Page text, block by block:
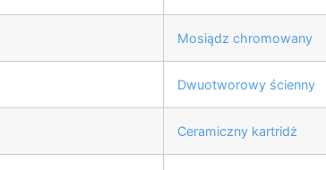
Mosiądz chromowany
Dwuotworowy ścienny
Ceramiczny kartridż